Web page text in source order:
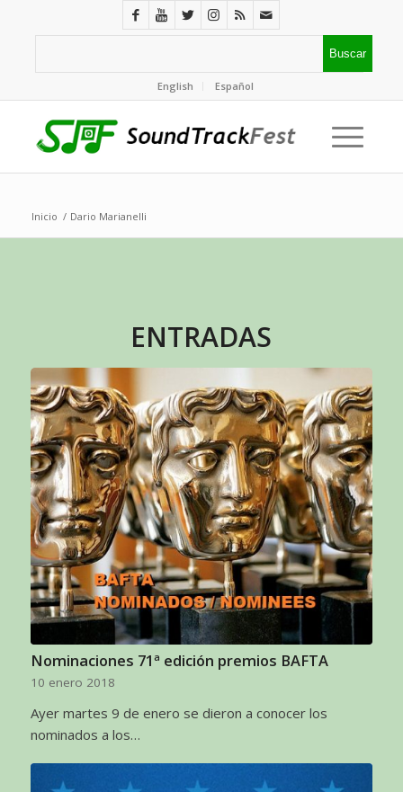
English Español
Inicio / Dario Marianelli
ENTRADAS
Nominaciones 71ª edición premios BAFTA
10 enero 2018
Ayer martes 9 de enero se dieron a conocer los
nominados a los…